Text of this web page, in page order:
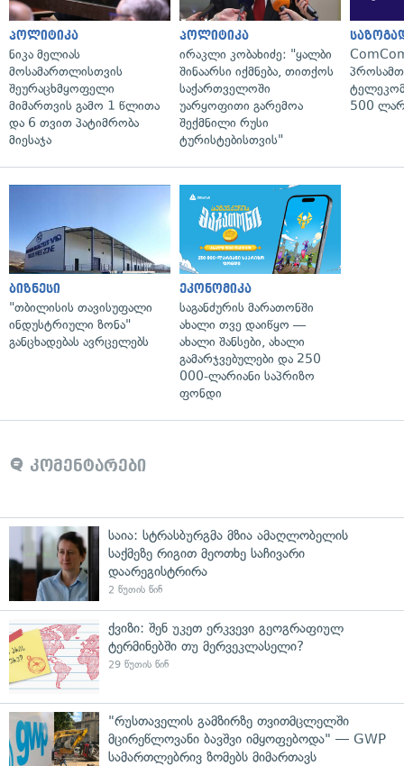
პოლიტიკა
ნიკა მელიას
მოსამართლისთვის
შეურაცხმყოფელი
მიმართვის გამო 1 წლითა
და 6 თვით პატიმრობა
მიესაჯა
პოლიტიკა
ირაკლი კობახიძე: "ყალბი
შინაარსი იქმნება, თითქოს
საქართველოში
უარყოფითი გარემოა
შექმნილი რუსი
ტურისტებისთვის"
500
ბიზნესი
"თბილისის თავისუფალი
ინდუსტრიული ზონა"
განცხადებას ავრცელებს
ეკონომიკა
საგანძურის მარათონში
ახალი თვე დაიწყო —
ახალი შანსები, ახალი
გამარჯვებულები და 250
000-ლარიანი საპრიზო
ფონდი
კომენტარები
საია: სტრასბურგმა მზია ამაღლობელის
საქმეზე რიგით მეოთხე საჩივარი
დაარეგისტრირა
2 წუთის წინ
ქვიზი: შენ უკეთ ერკვევი გეოგრაფიულ
ტერმინებში თუ მერვეკლასელი?
29 წუთის წინ
"რუსთაველის გამზირზე თვითმცლელში
მცირეწლოვანი ბავშვი იმყოფებოდა" — GWP
სამართლებრივ ზომებს მიმართავს